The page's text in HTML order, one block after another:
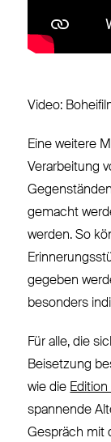
Video:
Eine weitere
Verarbeitung
gemacht
werden. So
gegeben
besonders
Für alle, die
Beisetzung
wie die Edition
spannende
Gespräch mit